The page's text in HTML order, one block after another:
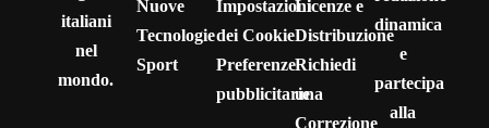
italiani
nel
mondo.
Nuove
Tecnologie
Sport
Impostazioni
dei Cookie
Preferenze
pubblicitarie
Licenze e
Distribuzione
Richiedi
una
Correzione
dinamica
e
partecipa
alla